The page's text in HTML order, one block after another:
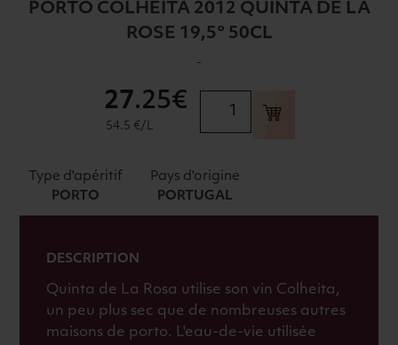
PORTO COLHEITA 2012 QUINTA DE LA
ROSE 19,5° 50CL
-
2012
19,5°
50CL
27.25€
54.5 €/L
Type d'apéritif
PORTO
Pays d'origine
PORTUGAL
DESCRIPTION
Quinta de La Rosa utilise son vin Colheita,
un peu plus sec que de nombreuses autres
maisons de porto. L'eau-de-vie utilisée